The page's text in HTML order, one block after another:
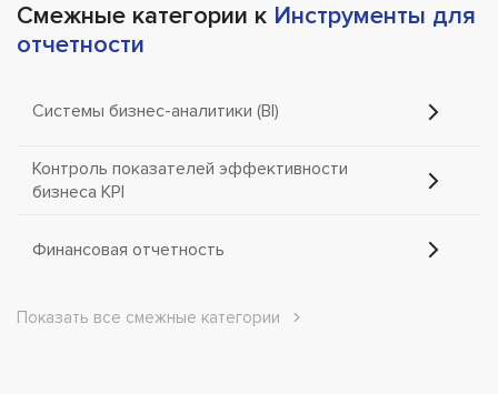
Смежные категории к Инструменты для
отчетности
Системы бизнес-аналитики (BI)
Контроль показателей эффективности
бизнеса KPI
Финансовая отчетность
Показать все смежные категории